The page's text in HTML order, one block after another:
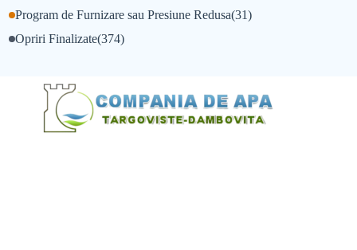
Opriri Finalizate(374)
Program de Furnizare sau Presiune Redusa(31)